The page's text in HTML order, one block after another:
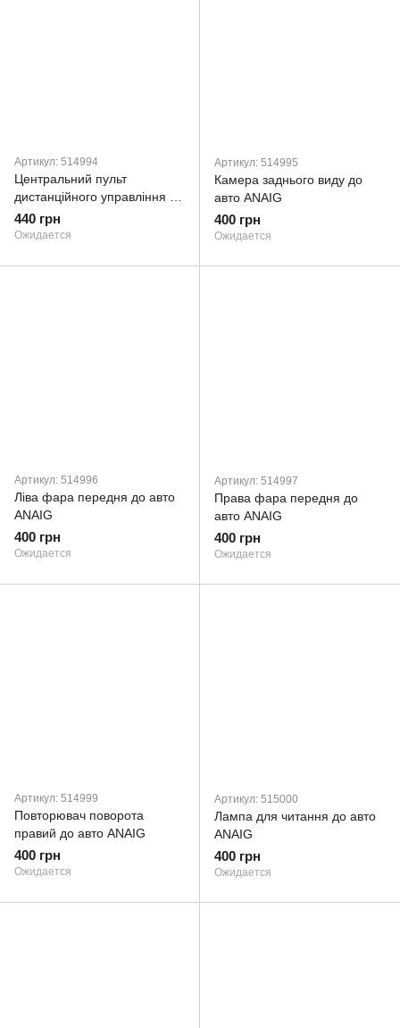
Артикул: 514994
Центральний пульт
дистанційного управління до
авто ANAIG
440 грн
Ожидается
Артикул: 514995
Камера заднього виду до
авто ANAIG
400 грн
Ожидается
Артикул: 514996
Ліва фара передня до авто
ANAIG
400 грн
Ожидается
Артикул: 514997
Права фара передня до
авто ANAIG
400 грн
Ожидается
Артикул: 514999
Повторювач поворота
правий до авто ANAIG
400 грн
Ожидается
Артикул: 515000
Лампа для читання до авто
ANAIG
400 грн
Ожидается